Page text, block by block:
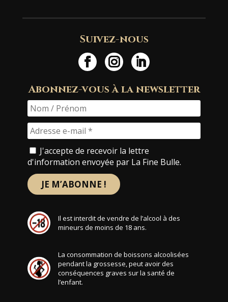
Suivez-nous
Abonnez-vous à la newsletter
J'accepte de recevoir la lettre
d'information envoyée par La Fine Bulle.
Il est interdit de vendre de l’alcool à des
mineurs de moins de 18 ans.
La consommation de boissons alcoolisées
pendant la grossesse, peut avoir des
conséquences graves sur la santé de
l’enfant.